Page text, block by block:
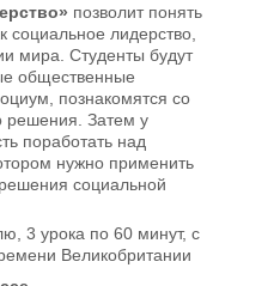
позволит понять
социальное лидерство,
мира. Студенты будут
общественные
познакомятся со
решения. Затем у
поработать над
нужно применить
социальной
3 урока по 60 минут, с
Великобритании